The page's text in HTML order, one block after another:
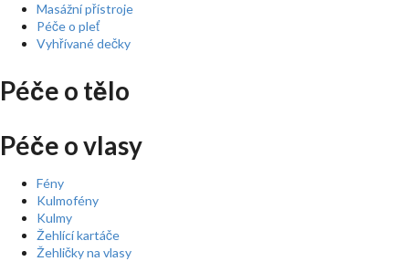
Masážní přístroje
Péče o pleť
Vyhřívané dečky
Péče o tělo
Péče o vlasy
Fény
Kulmofény
Kulmy
Žehlící kartáče
Žehličky na vlasy